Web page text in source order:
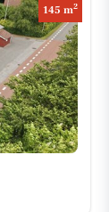
145 m2